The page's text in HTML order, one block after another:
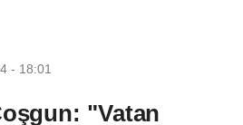
- 18:01
"Vatan